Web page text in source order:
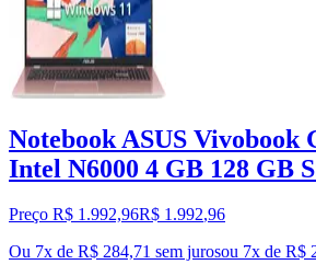
Notebook ASUS Vivobook
Intel N6000 4 GB 128 GB
Preço R$ 1.992,96R$ 1.992,96
Ou 7x de R$ 284,71 sem jurosou 7x de R$